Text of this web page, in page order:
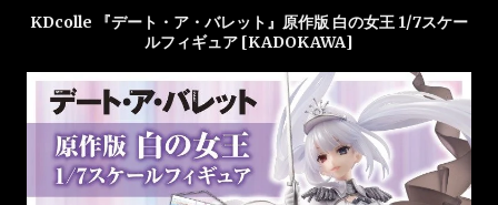
KDcolle 『デート・ア・バレット』原作版 白の女王 1/7スケー
ルフィギュア [KADOKAWA]